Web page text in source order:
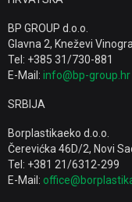
BP GROUP d.o.o.
Glavna 2, Kneževi
Tel: +385 31/730-881
E-Mail: info@bp-group.hr
SRBIJA
Borplastikaeko d.o.o.
Čerevićka 46D/2, Novi
Tel: +381 21/6312-299
E-Mail: